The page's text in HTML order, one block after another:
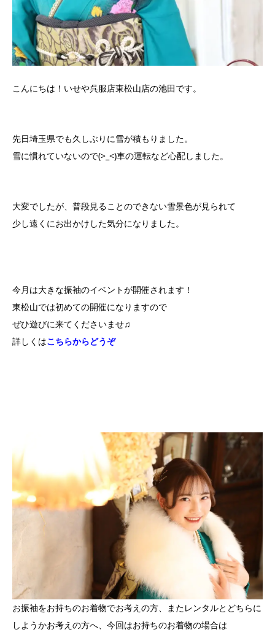
こんにちは！いせや呉服店東松山店の池田です。
先日埼玉県でも久しぶりに雪が積もりました。
雪に慣れていないので(>_<)車の運転など心配しました。
大変でしたが、普段見ることのできない雪景色が見られて
少し遠くにお出かけした気分になりました。
今月は大きな振袖のイベントが開催されます！
東松山では初めての開催になりますので
ぜひ遊びに来てくださいませ♫
詳しくはこちらからどうぞ
お振袖をお持ちのお着物でお考えの方、またレンタルとどちらに
しようかお考えの方へ、今回はお持ちのお着物の場合は